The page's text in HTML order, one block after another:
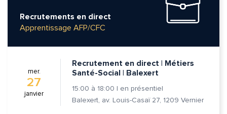
Recrutements en direct
Apprentissage AFP/CFC
mer.
27
janvier
Recrutement en direct | Métiers
Santé-Social | Balexert
15:00 à 18:00 | en présentiel
Balexert, av. Louis-Casaï 27, 1209 Vernier
Quelle est la pertinence de cette page?